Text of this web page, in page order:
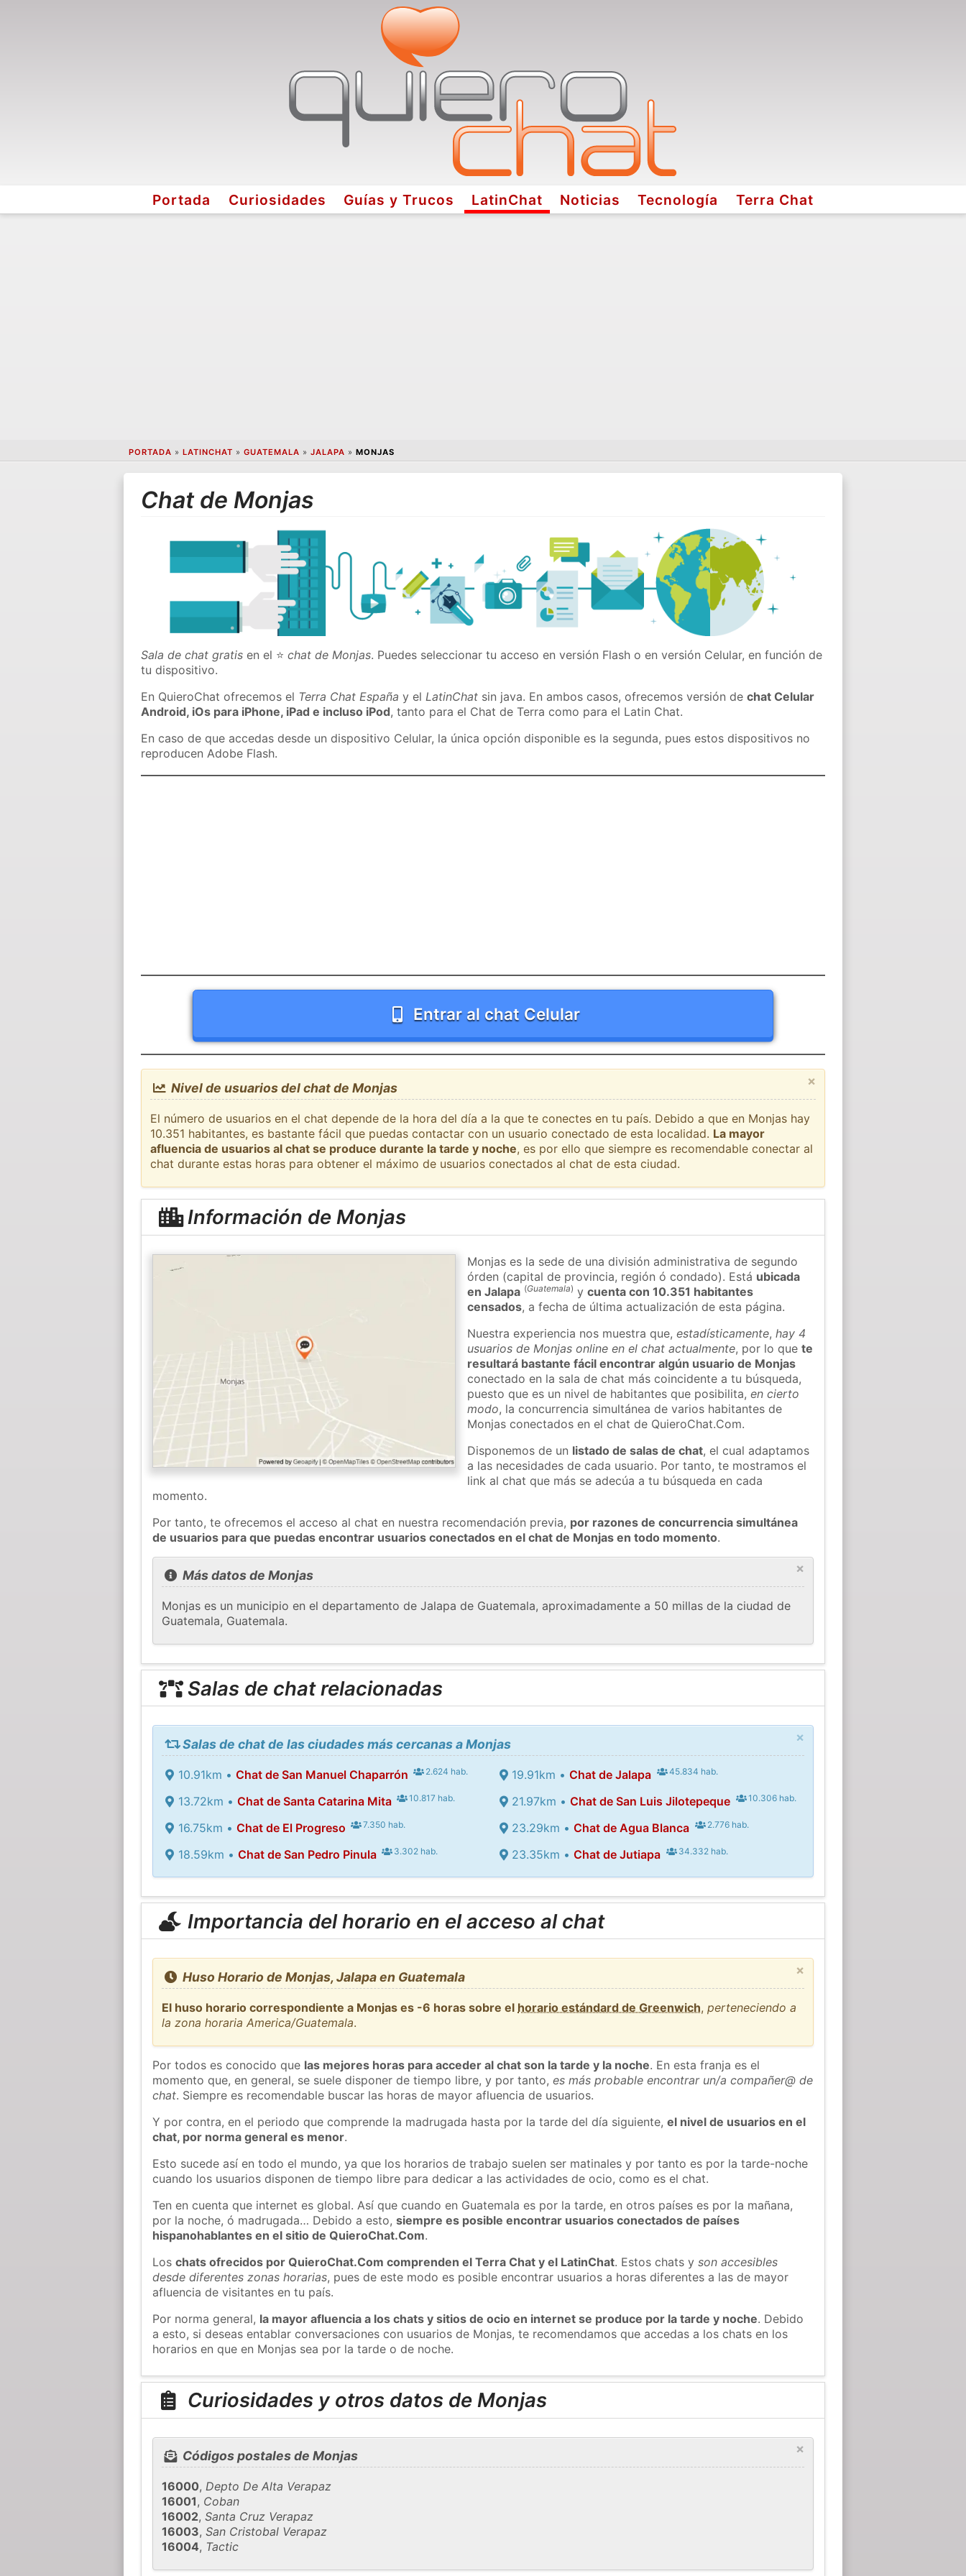
Portada Curiosidades Guías y Trucos LatinChat Noticias Tecnología Terra Chat
PORTADA » LATINCHAT » GUATEMALA » JALAPA » MONJAS
Chat de Monjas
Sala de chat gratis en el ⭐chat de Monjas. Puedes seleccionar tu acceso en versión Flash o en versión Celular, en función de
tu dispositivo.
En QuieroChat ofrecemos el Terra Chat España y elLatinChat sin java. En ambos casos, ofrecemos versión dechat Celular
Android, iOs para iPhone, iPad e incluso iPod, tanto para el Chat de Terra como para el Latin Chat.
En caso de que accedas desde un dispositivo Celular, la única opción disponible es la segunda, pues estos dispositivos no
reproducen Adobe Flash.
Entrar al chat Celular
×
Nivel de usuarios del chat de Monjas
El número de usuarios en el chat depende de la hora del día a la que te conectes en tu país. Debido a que en Monjas hay
10.351 habitantes, es bastante fácil que puedas contactar con un usuario conectado de esta localidad. La mayor
afluencia de usuarios al chat se produce durante la tarde y noche, es por ello que siempre es recomendable conectar al
chat durante estas horas para obtener el máximo de usuarios conectados al chat de esta ciudad.
Información de Monjas
Monjas es la sede de una división administrativa de segundo
órden (capital de provincia, región ó condado). Está ubicada
en Jalapa (Guatemala) ycuenta con 10.351 habitantes
censados, a fecha de última actualización de esta página.
Nuestra experiencia nos muestra que,estadísticamente,hay 4
usuarios de Monjas online en el chat actualmente, por lo quete
resultará bastante fácil encontrar algún usuario de Monjas
conectado en la sala de chat más coincidente a tu búsqueda,
puesto que es un nivel de habitantes que posibilita,en cierto
modo, la concurrencia simultánea de varios habitantes de
Monjas conectados en el chat de QuieroChat.Com.
Disponemos de un listado de salas de chat, el cual adaptamos
a las necesidades de cada usuario. Por tanto, te mostramos el
link al chat que más se adecúa a tu búsqueda en cada
momento.
Por tanto, te ofrecemos el acceso al chat en nuestra recomendación previa, por razones de concurrencia simultánea
de usuarios para que puedas encontrar usuarios conectados en el chat de Monjas en todo momento.
×
Más datos de Monjas
Monjas es un municipio en el departamento de Jalapa de Guatemala, aproximadamente a 50 millas de la ciudad de
Guatemala, Guatemala.
Salas de chat relacionadas
×
Salas de chat de las ciudades más cercanas a Monjas
10.91km • Chat de San Manuel Chaparrón 2.624 hab.
13.72km • Chat de Santa Catarina Mita 10.817 hab.
16.75km • Chat de El Progreso 7.350 hab.
18.59km • Chat de San Pedro Pinula 3.302 hab.
19.91km •Chat de Jalapa 45.834 hab.
21.97km •Chat de San Luis Jilotepeque 10.306 hab.
23.29km •Chat de Agua Blanca 2.776 hab.
23.35km •Chat de Jutiapa 34.332 hab.
Importancia del horario en el acceso al chat
×
Huso Horario de Monjas, Jalapa en Guatemala
El huso horario correspondiente a Monjas es -6 horas sobre el horario estándard de Greenwich,perteneciendo a
la zona horaria America/Guatemala.
Por todos es conocido que las mejores horas para acceder al chat son la tarde y la noche. En esta franja es el
momento que, en general, se suele disponer de tiempo libre, y por tanto,es más probable encontrar un/a compañer@ de
chat. Siempre es recomendable buscar las horas de mayor afluencia de usuarios.
Y por contra, en el periodo que comprende la madrugada hasta por la tarde del día siguiente,el nivel de usuarios en el
chat, por norma general es menor.
Esto sucede así en todo el mundo, ya que los horarios de trabajo suelen ser matinales y por tanto es por la tarde-noche
cuando los usuarios disponen de tiempo libre para dedicar a las actividades de ocio, como es el chat.
Ten en cuenta que internet es global. Así que cuando en Guatemala es por la tarde, en otros países es por la mañana,
por la noche, ó madrugada… Debido a esto,siempre es posible encontrar usuarios conectados de países
hispanohablantes en el sitio de QuieroChat.Com.
Loschats ofrecidos por QuieroChat.Com comprenden el Terra Chat y el LatinChat. Estos chats yson accesibles
desde diferentes zonas horarias, pues de este modo es posible encontrar usuarios a horas diferentes a las de mayor
afluencia de visitantes en tu país.
Por norma general, la mayor afluencia a los chats y sitios de ocio en internet se produce por la tarde y noche. Debido
a esto, si deseas entablar conversaciones con usuarios de Monjas, te recomendamos que accedas a los chats en los
horarios en que en Monjas sea por la tarde o de noche.
Curiosidades y otros datos de Monjas
×
Códigos postales de Monjas
16000,Depto De Alta Verapaz
16001, Coban
16002,Santa Cruz Verapaz
16003,San Cristobal Verapaz
16004, Tactic